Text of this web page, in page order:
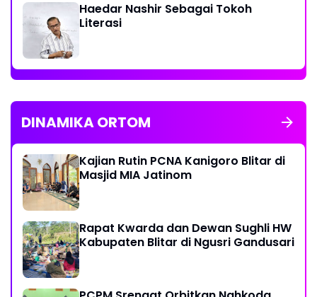
Haedar Nashir Sebagai Tokoh
Literasi
DINAMIKA ORTOM
Kajian Rutin PCNA Kanigoro Blitar di
Masjid MIA Jatinom
Rapat Kwarda dan Dewan Sughli HW
Kabupaten Blitar di Ngusri Gandusari